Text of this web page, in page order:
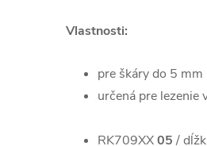
Vlastnosti:
pre škáry do 5 mm
určená pre lezenie
RK709XX05 /